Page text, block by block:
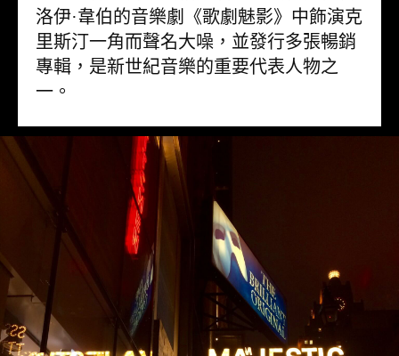
洛伊·韋伯的音樂劇《歌劇魅影》中飾演克
里斯汀一角而聲名大噪，並發行多張暢銷
專輯，是新世紀音樂的重要代表人物之
一。